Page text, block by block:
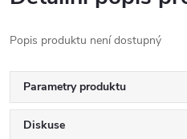
Popis produktu není dostupný
Parametry produktu
Diskuse